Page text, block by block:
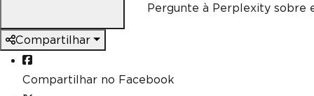
Pergunte à Perplexity sobre
Compartilhar
Compartilhar no Facebook